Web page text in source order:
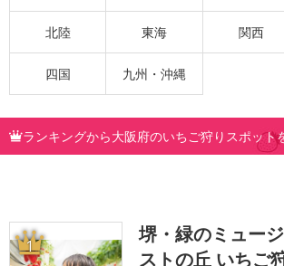
北陸 東海 関西
四国 九州・沖縄
ランキングから大阪府のいちご狩りスポット
1
堺・緑のミュー
ストの丘 いちご